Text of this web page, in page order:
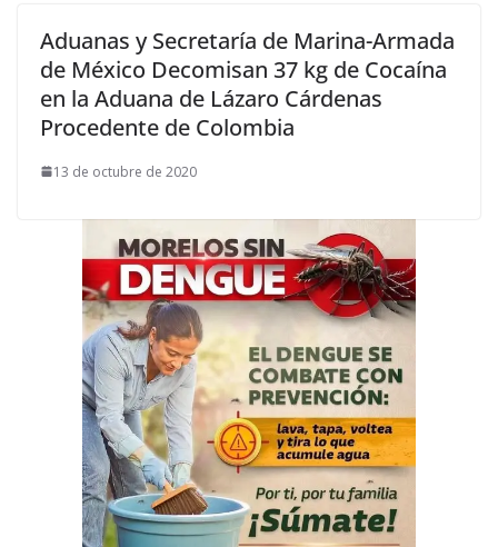
Aduanas y Secretaría de Marina-Armada
de México Decomisan 37 kg de Cocaína
en la Aduana de Lázaro Cárdenas
Procedente de Colombia
13 de octubre de 2020